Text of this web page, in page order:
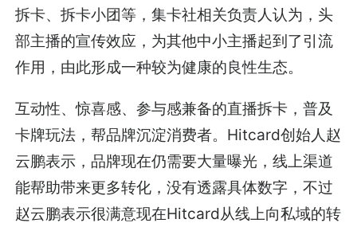
拆卡、拆卡小团等，集卡社相关负责人认为，头
部主播的宣传效应，为其他中小主播起到了引流
作用，由此形成一种较为健康的良性生态。
互动性、惊喜感、参与感兼备的直播拆卡，普及
卡牌玩法，帮品牌沉淀消费者。Hitcard创始人赵
云鹏表示，品牌现在仍需要大量曝光，线上渠道
能帮助带来更多转化，没有透露具体数字，不过
赵云鹏表示很满意现在Hitcard从线上向私域的转